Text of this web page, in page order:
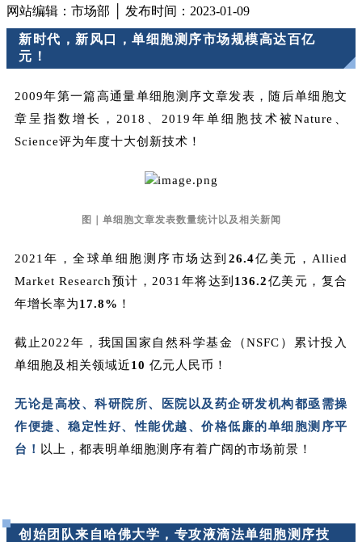
网站编辑：市场部 │ 发布时间：2023-01-09
新时代，新风口，单细胞测序市场规模高达百亿
元！
2009年第一篇高通量单细胞测序文章发表，随后单细胞文
章呈指数增长，2018、2019年单细胞技术被Nature、
Science评为年度十大创新技术！
图｜单细胞文章发表数量统计以及相关新闻
2021年，全球单细胞测序市场达到 26.4亿美元，Allied
Market Research预计，2031年将达到 136.2亿美元，复合
年增长率为17.8% ！
截止2022年，我国国家自然科学基金（NSFC）累计投入
单细胞及相关领域近10 亿元人民币！
无论是高校、科研院所、医院以及药企研发机构都亟需操
作便捷、稳定性好、性能优越、价格低廉的单细胞测序平
台 ！ 以上，都表明单细胞测序有着广阔的市场前景！
创始团队来自哈佛大学，专攻液滴法单细胞测序技